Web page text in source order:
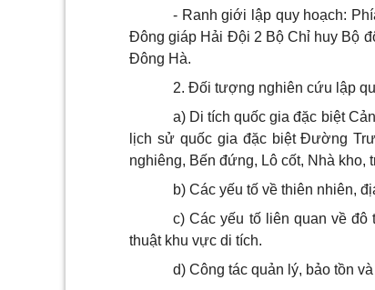
- Ranh giới lập quy hoạch:
Đông giáp Hải Đội 2 Bộ Chỉ huy Bộ
Đông Hà.
2. Đối tượng nghiên cứu lập
a) Di tích quốc gia đặc biệt
lịch sử quốc gia đặc biệt Đường
nghiêng, Bến đứng, Lô cốt, Nhà kho,
b) Các yếu tố về thiên nhiên,
c) Các yếu tố liên quan về đô
thuật khu vực di tích.
d) Công tác quản lý, bảo tồn